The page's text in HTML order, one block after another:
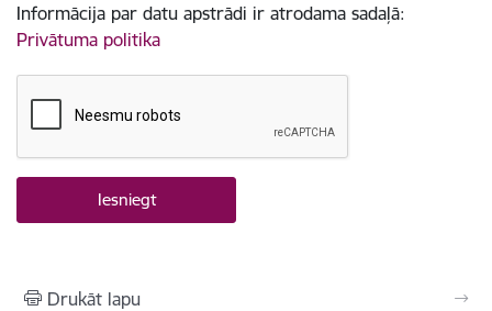
Informācija par datu apstrādi ir atrodama sadaļā:
Privātuma politika
Drukāt lapu